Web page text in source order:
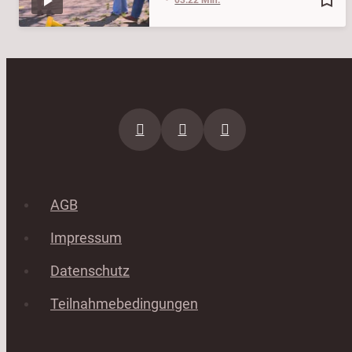
AGB
Impressum
Datenschutz
Teilnahmebedingungen